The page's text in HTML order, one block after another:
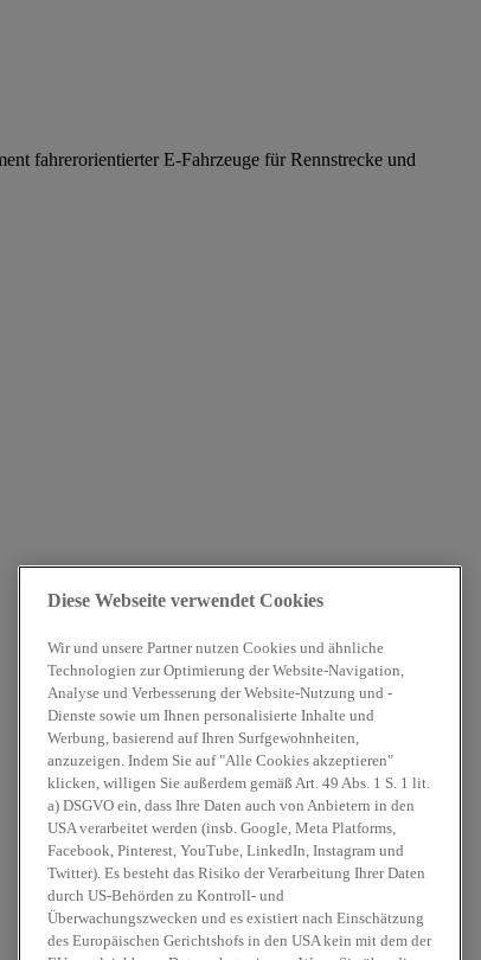
fahrerorientierter E-Fahrzeuge für Rennstrecke und
Diese Webseite verwendet Cookies
Wir und unsere Partner nutzen Cookies und ähnliche
Technologien zur Optimierung der Website-Navigation,
Analyse und Verbesserung der Website-Nutzung und -
Dienste sowie um Ihnen personalisierte Inhalte und
Werbung, basierend auf Ihren Surfgewohnheiten,
anzuzeigen. Indem Sie auf "Alle Cookies akzeptieren"
klicken, willigen Sie außerdem gemäß Art. 49 Abs. 1 S. 1 lit.
a) DSGVO ein, dass Ihre Daten auch von Anbietern in den
USA verarbeitet werden (insb. Google, Meta Platforms,
Facebook, Pinterest, YouTube, LinkedIn, Instagram und
Twitter). Es besteht das Risiko der Verarbeitung Ihrer Daten
durch US-Behörden zu Kontroll- und
Überwachungszwecken und es existiert nach Einschätzung
des Europäischen Gerichtshofs in den USA kein mit dem der